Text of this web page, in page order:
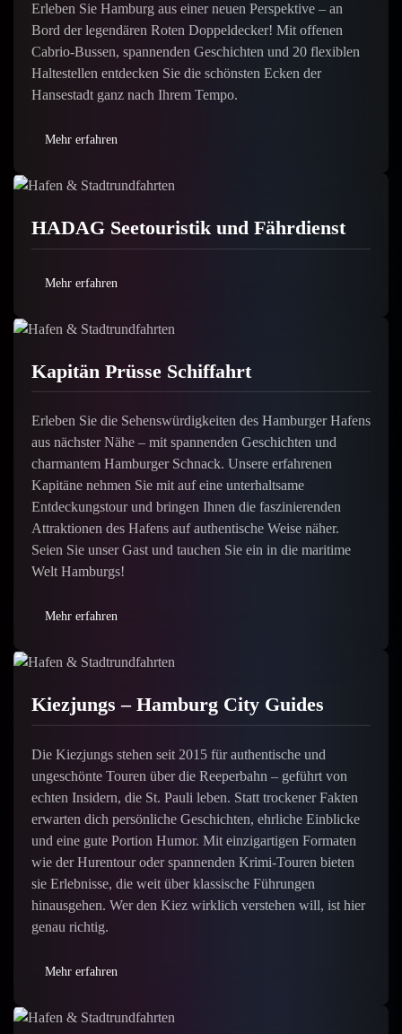
Erleben Sie Hamburg aus einer neuen Perspektive – an
Bord der legendären Roten Doppeldecker! Mit offenen
Cabrio-Bussen, spannenden Geschichten und 20 flexiblen
Haltestellen entdecken Sie die schönsten Ecken der
Hansestadt ganz nach Ihrem Tempo.
Mehr erfahren
HADAG Seetouristik und Fährdienst
Mehr erfahren
Kapitän Prüsse Schiffahrt
Erleben Sie die Sehenswürdigkeiten des Hamburger Hafens
aus nächster Nähe – mit spannenden Geschichten und
charmantem Hamburger Schnack. Unsere erfahrenen
Kapitäne nehmen Sie mit auf eine unterhaltsame
Entdeckungstour und bringen Ihnen die faszinierenden
Attraktionen des Hafens auf authentische Weise näher.
Seien Sie unser Gast und tauchen Sie ein in die maritime
Welt Hamburgs!
Mehr erfahren
Kiezjungs – Hamburg City Guides
Die Kiezjungs stehen seit 2015 für authentische und
ungeschönte Touren über die Reeperbahn – geführt von
echten Insidern, die St. Pauli leben. Statt trockener Fakten
erwarten dich persönliche Geschichten, ehrliche Einblicke
und eine gute Portion Humor. Mit einzigartigen Formaten
wie der Hurentour oder spannenden Krimi-Touren bieten
sie Erlebnisse, die weit über klassische Führungen
hinausgehen. Wer den Kiez wirklich verstehen will, ist hier
genau richtig.
Mehr erfahren